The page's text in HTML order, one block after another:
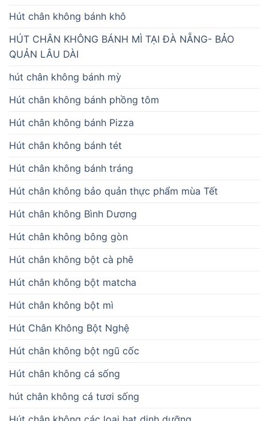
Hút chân không bánh khô
HÚT CHÂN KHÔNG BÁNH MÌ TẠI ĐÀ NẴNG- BẢO
QUẢN LÂU DÀI
hút chân không bánh mỳ
Hút chân không bánh phồng tôm
Hút chân không bánh Pizza
Hút chân không bánh tét
Hút chân không bánh tráng
Hút chân không bảo quản thực phẩm mùa Tết
Hút chân không Bình Dương
Hút chân không bông gòn
Hút chân không bột cà phê
Hút chân không bột matcha
Hút chân không bột mì
Hút Chân Không Bột Nghệ
Hút chân không bột ngũ cốc
Hút chân không cá sống
hút chân không cá tươi sống